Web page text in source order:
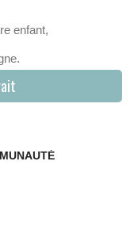
enfant,